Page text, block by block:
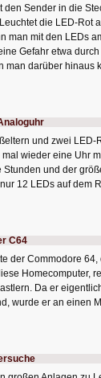
den Sender in die
die LED-Rot
man mit den LEDs
Gefahr etwa
man darüber hinaus
und zwei LED-
wieder eine Uhr
und der
12 LEDs auf dem
C64
der Commodore
Homecomputer,
Da er
wurde er an einen